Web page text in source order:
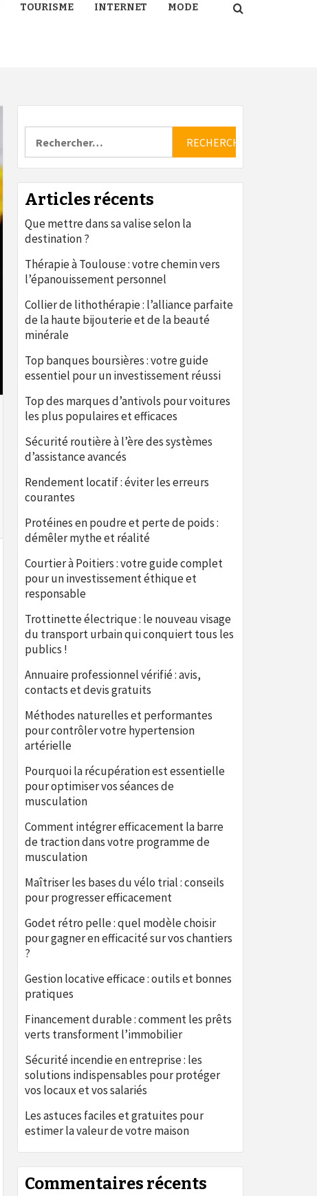
TOURISME INTERNET MODE
Articles récents
Que mettre dans sa valise selon la
destination ?
Thérapie à Toulouse : votre chemin vers
l’épanouissement personnel
Collier de lithothérapie : l’alliance parfaite
de la haute bijouterie et de la beauté
minérale
Top banques boursières : votre guide
essentiel pour un investissement réussi
Top des marques d’antivols pour voitures
les plus populaires et efficaces
Sécurité routière à l’ère des systèmes
d’assistance avancés
Rendement locatif : éviter les erreurs
courantes
Protéines en poudre et perte de poids :
démêler mythe et réalité
Courtier à Poitiers : votre guide complet
pour un investissement éthique et
responsable
Trottinette électrique : le nouveau visage
du transport urbain qui conquiert tous les
publics !
Annuaire professionnel vérifié : avis,
contacts et devis gratuits
Méthodes naturelles et performantes
pour contrôler votre hypertension
artérielle
Pourquoi la récupération est essentielle
pour optimiser vos séances de
musculation
Comment intégrer efficacement la barre
de traction dans votre programme de
musculation
Maîtriser les bases du vélo trial : conseils
pour progresser efficacement
Godet rétro pelle : quel modèle choisir
pour gagner en efficacité sur vos chantiers
?
Gestion locative efficace : outils et bonnes
pratiques
Financement durable : comment les prêts
verts transforment l’immobilier
Sécurité incendie en entreprise : les
solutions indispensables pour protéger
vos locaux et vos salariés
Les astuces faciles et gratuites pour
estimer la valeur de votre maison
Commentaires récents